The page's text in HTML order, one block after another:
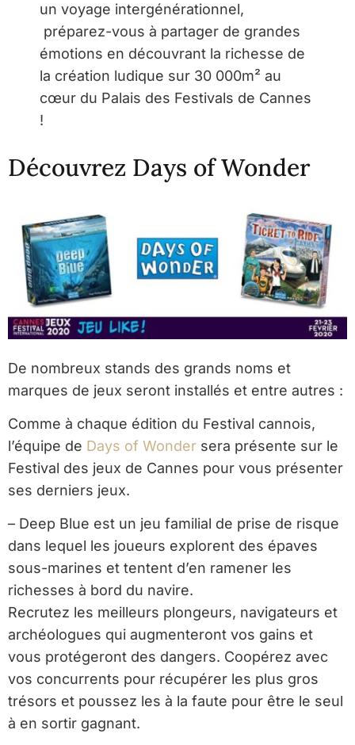
un voyage intergénérationnel,
préparez-vous à partager de grandes
émotions en découvrant la richesse de
la création ludique sur 30 000m² au
cœur du Palais des Festivals de Cannes
!
Découvrez Days of Wonder
De nombreux stands des grands noms et
marques de jeux seront installés et entre autres :
Comme à chaque édition du Festival cannois,
l’équipe de Days of Wonder sera présente sur le
Festival des jeux de Cannes pour vous présenter
ses derniers jeux.
– Deep Blue est un jeu familial de prise de risque
dans lequel les joueurs explorent des épaves
sous-marines et tentent d’en ramener les
richesses à bord du navire.
Recrutez les meilleurs plongeurs, navigateurs et
archéologues qui augmenteront vos gains et
vous protégeront des dangers. Coopérez avec
vos concurrents pour récupérer les plus gros
trésors et poussez les à la faute pour être le seul
à en sortir gagnant.